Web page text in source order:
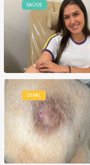
SAÚDE
GERAL